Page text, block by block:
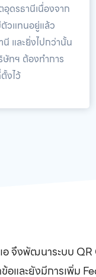
อุดรธานีเนื่องจาก
วแทนอยู่แล้ว
นี และยิ่งไปกว่านั้น
ษัทฯ ต้องทำการ
งไว้
อ จึงพัฒนาระบบ
และยังมีการเพิ่ม